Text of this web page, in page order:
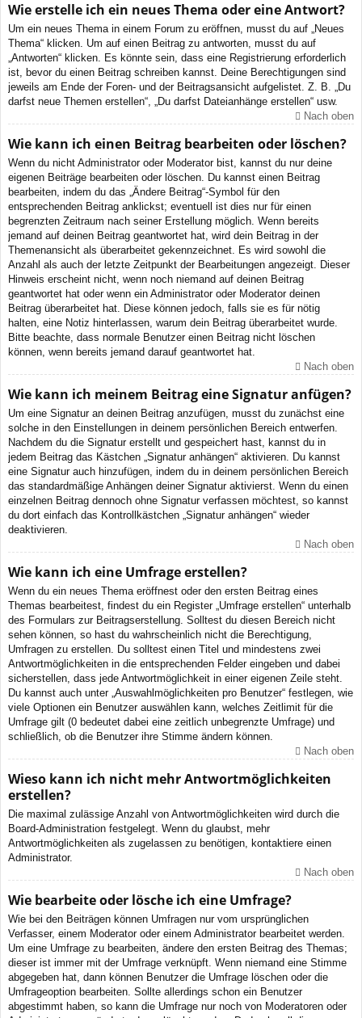
Wie erstelle ich ein neues Thema oder eine Antwort?
Um ein neues Thema in einem Forum zu eröffnen, musst du auf „Neues
Thema“ klicken. Um auf einen Beitrag zu antworten, musst du auf
„Antworten“ klicken. Es könnte sein, dass eine Registrierung erforderlich
ist, bevor du einen Beitrag schreiben kannst. Deine Berechtigungen sind
jeweils am Ende der Foren- und der Beitragsansicht aufgelistet. Z. B. „Du
darfst neue Themen erstellen“, „Du darfst Dateianhänge erstellen“ usw.
Nach oben
Wie kann ich einen Beitrag bearbeiten oder löschen?
Wenn du nicht Administrator oder Moderator bist, kannst du nur deine
eigenen Beiträge bearbeiten oder löschen. Du kannst einen Beitrag
bearbeiten, indem du das „Ändere Beitrag“-Symbol für den
entsprechenden Beitrag anklickst; eventuell ist dies nur für einen
begrenzten Zeitraum nach seiner Erstellung möglich. Wenn bereits
jemand auf deinen Beitrag geantwortet hat, wird dein Beitrag in der
Themenansicht als überarbeitet gekennzeichnet. Es wird sowohl die
Anzahl als auch der letzte Zeitpunkt der Bearbeitungen angezeigt. Dieser
Hinweis erscheint nicht, wenn noch niemand auf deinen Beitrag
geantwortet hat oder wenn ein Administrator oder Moderator deinen
Beitrag überarbeitet hat. Diese können jedoch, falls sie es für nötig
halten, eine Notiz hinterlassen, warum dein Beitrag überarbeitet wurde.
Bitte beachte, dass normale Benutzer einen Beitrag nicht löschen
können, wenn bereits jemand darauf geantwortet hat.
Nach oben
Wie kann ich meinem Beitrag eine Signatur anfügen?
Um eine Signatur an deinen Beitrag anzufügen, musst du zunächst eine
solche in den Einstellungen in deinem persönlichen Bereich entwerfen.
Nachdem du die Signatur erstellt und gespeichert hast, kannst du in
jedem Beitrag das Kästchen „Signatur anhängen“ aktivieren. Du kannst
eine Signatur auch hinzufügen, indem du in deinem persönlichen Bereich
das standardmäßige Anhängen deiner Signatur aktivierst. Wenn du einen
einzelnen Beitrag dennoch ohne Signatur verfassen möchtest, so kannst
du dort einfach das Kontrollkästchen „Signatur anhängen“ wieder
deaktivieren.
Nach oben
Wie kann ich eine Umfrage erstellen?
Wenn du ein neues Thema eröffnest oder den ersten Beitrag eines
Themas bearbeitest, findest du ein Register „Umfrage erstellen“ unterhalb
des Formulars zur Beitragserstellung. Solltest du diesen Bereich nicht
sehen können, so hast du wahrscheinlich nicht die Berechtigung,
Umfragen zu erstellen. Du solltest einen Titel und mindestens zwei
Antwortmöglichkeiten in die entsprechenden Felder eingeben und dabei
sicherstellen, dass jede Antwortmöglichkeit in einer eigenen Zeile steht.
Du kannst auch unter „Auswahlmöglichkeiten pro Benutzer“ festlegen, wie
viele Optionen ein Benutzer auswählen kann, welches Zeitlimit für die
Umfrage gilt (0 bedeutet dabei eine zeitlich unbegrenzte Umfrage) und
schließlich, ob die Benutzer ihre Stimme ändern können.
Nach oben
Wieso kann ich nicht mehr Antwortmöglichkeiten
erstellen?
Die maximal zulässige Anzahl von Antwortmöglichkeiten wird durch die
Board-Administration festgelegt. Wenn du glaubst, mehr
Antwortmöglichkeiten als zugelassen zu benötigen, kontaktiere einen
Administrator.
Nach oben
Wie bearbeite oder lösche ich eine Umfrage?
Wie bei den Beiträgen können Umfragen nur vom ursprünglichen
Verfasser, einem Moderator oder einem Administrator bearbeitet werden.
Um eine Umfrage zu bearbeiten, ändere den ersten Beitrag des Themas;
dieser ist immer mit der Umfrage verknüpft. Wenn niemand eine Stimme
abgegeben hat, dann können Benutzer die Umfrage löschen oder die
Umfrageoption bearbeiten. Sollte allerdings schon ein Benutzer
abgestimmt haben, so kann die Umfrage nur noch von Moderatoren oder